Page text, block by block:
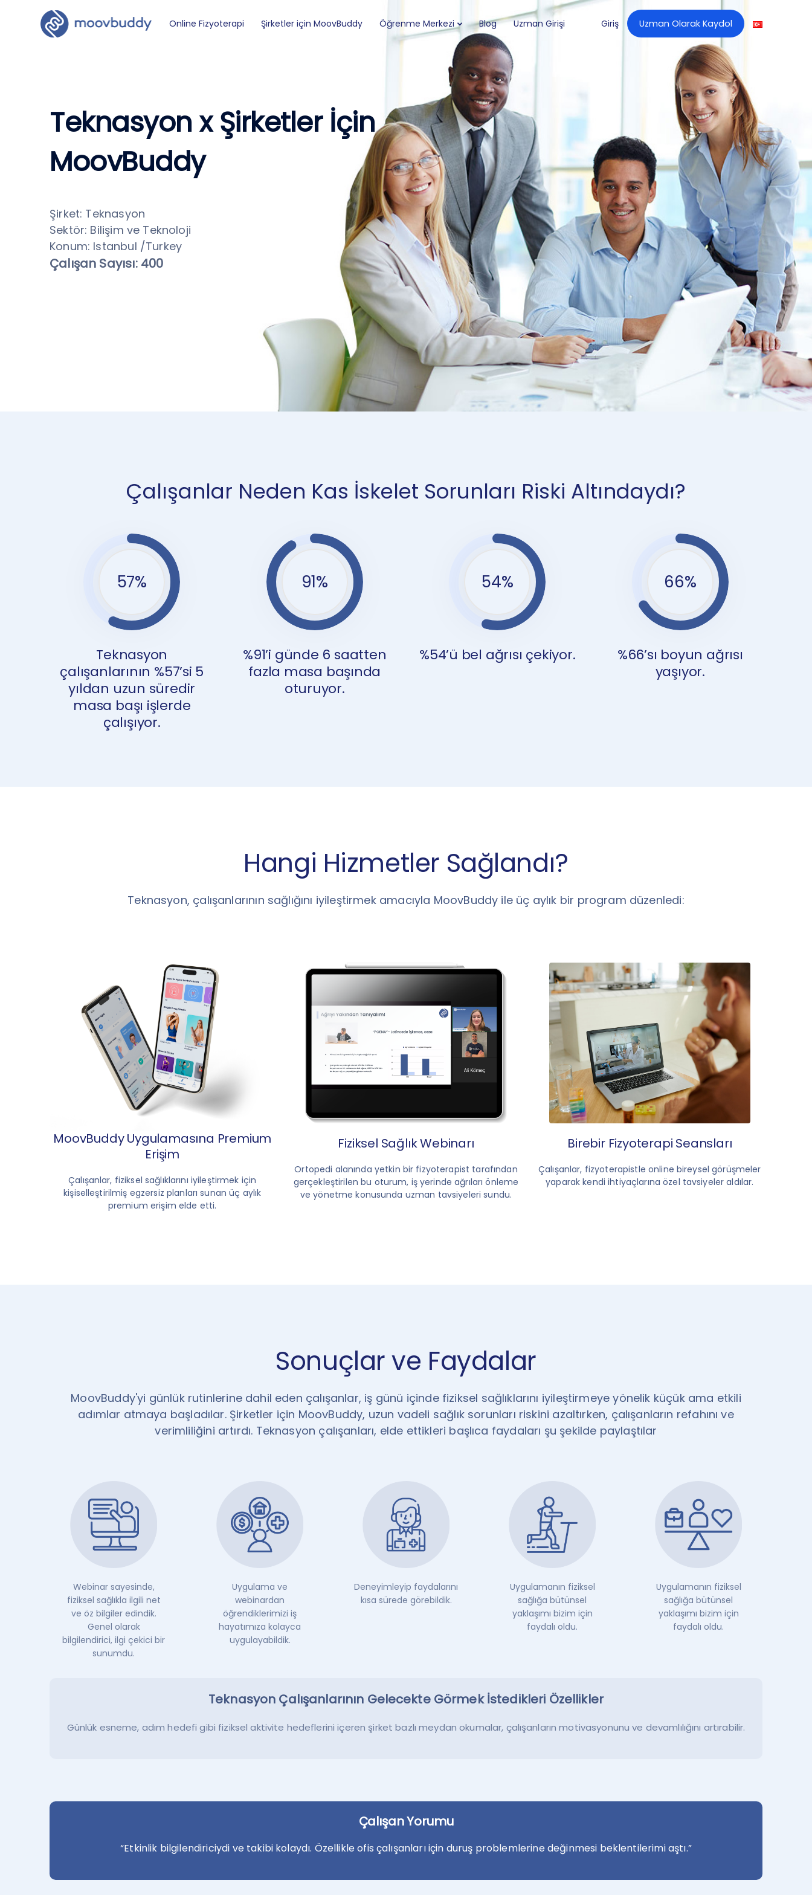
Online Fizyoterapi Şirketler için MoovBuddy Öğrenme Merkezi Blog Uzman Girişi Giriş Uzman Olarak Kaydol
Teknasyon x Şirketler İçin
MoovBuddy
Şirket: Teknasyon
Sektör: Bilişim ve Teknoloji
Konum: Istanbul /Turkey
Çalışan Sayısı: 400
Çalışanlar Neden Kas İskelet Sorunları Riski Altındaydı?
57%
Teknasyon
çalışanlarının %57’si 5
yıldan uzun süredir
masa başı işlerde
çalışıyor.
91%
%91’i günde 6 saatten
fazla masa başında
oturuyor.
54%
%54’ü bel ağrısı çekiyor.
66%
%66’sı boyun ağrısı
yaşıyor.
Hangi Hizmetler Sağlandı?
Teknasyon, çalışanlarının sağlığını iyileştirmek amacıyla MoovBuddy ile üç aylık bir program düzenledi:
MoovBuddy Uygulamasına Premium
Erişim
Çalışanlar, fiziksel sağlıklarını iyileştirmek için
kişiselleştirilmiş egzersiz planları sunan üç aylık
premium erişim elde etti.
Fiziksel Sağlık Webinarı
Ortopedi alanında yetkin bir fizyoterapist tarafından
gerçekleştirilen bu oturum, iş yerinde ağrıları önleme
ve yönetme konusunda uzman tavsiyeleri sundu.
Birebir Fizyoterapi Seansları
Çalışanlar, fizyoterapistle online bireysel görüşmeler
yaparak kendi ihtiyaçlarına özel tavsiyeler aldılar.
Sonuçlar ve Faydalar
MoovBuddy'yi günlük rutinlerine dahil eden çalışanlar, iş günü içinde fiziksel sağlıklarını iyileştirmeye yönelik küçük ama etkili
adımlar atmaya başladılar. Şirketler için MoovBuddy, uzun vadeli sağlık sorunları riskini azaltırken, çalışanların refahını ve
verimliliğini artırdı. Teknasyon çalışanları, elde ettikleri başlıca faydaları şu şekilde paylaştılar
Webinar sayesinde,
fiziksel sağlıkla ilgili net
ve öz bilgiler edindik.
Genel olarak
bilgilendirici, ilgi çekici bir
sunumdu.
Uygulama ve
webinardan
öğrendiklerimizi iş
hayatımıza kolayca
uygulayabildik.
Deneyimleyip faydalarını
kısa sürede görebildik.
Uygulamanın fiziksel
sağlığa bütünsel
yaklaşımı bizim için
faydalı oldu.
Uygulamanın fiziksel
sağlığa bütünsel
yaklaşımı bizim için
faydalı oldu.
Teknasyon Çalışanlarının Gelecekte Görmek İstedikleri Özellikler
Günlük esneme, adım hedefi gibi fiziksel aktivite hedeflerini içeren şirket bazlı meydan okumalar, çalışanların motivasyonunu ve devamlılığını artırabilir.
Çalışan Yorumu
“Etkinlik bilgilendiriciydi ve takibi kolaydı. Özellikle ofis çalışanları için duruş problemlerine değinmesi beklentilerimi aştı.”